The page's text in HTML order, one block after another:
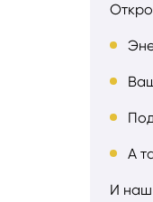
А
И наш